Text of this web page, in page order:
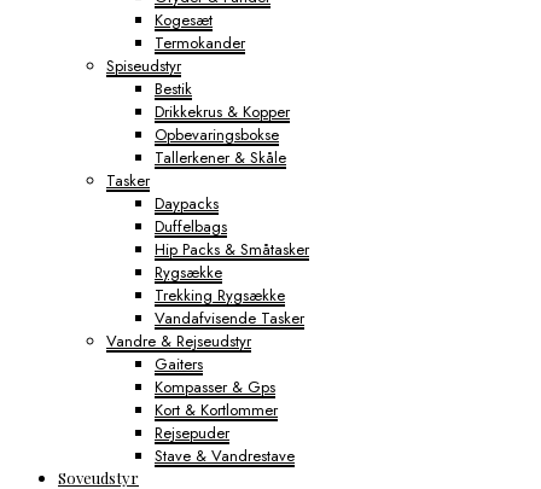
Kogesæt
Termokander
Spiseudstyr
Bestik
Drikkekrus & Kopper
Opbevaringsbokse
Tallerkener & Skåle
Tasker
Daypacks
Duffelbags
Hip Packs & Småtasker
Rygsække
Trekking Rygsække
Vandafvisende Tasker
Vandre & Rejseudstyr
Gaiters
Kompasser & Gps
Kort & Kortlommer
Rejsepuder
Stave & Vandrestave
Soveudstyr